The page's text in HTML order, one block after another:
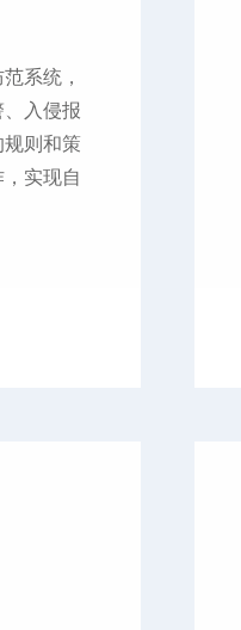
系统，
入侵报
规则和策
实现自